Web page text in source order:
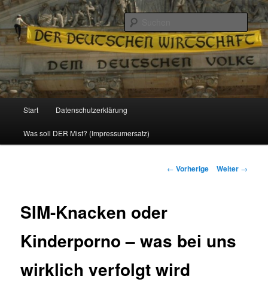
Reizzentrum
Politik, Wirtschaft, Soziales und Gesellschaft
Zum
Inhalt
Start Datenschutzerklärung
Was soll DER Mist? (Impressumersatz)
Beitrags-
← Vorherige Weiter →
SIM-Knacken oder
Kinderporno – was bei uns
wirklich verfolgt wird